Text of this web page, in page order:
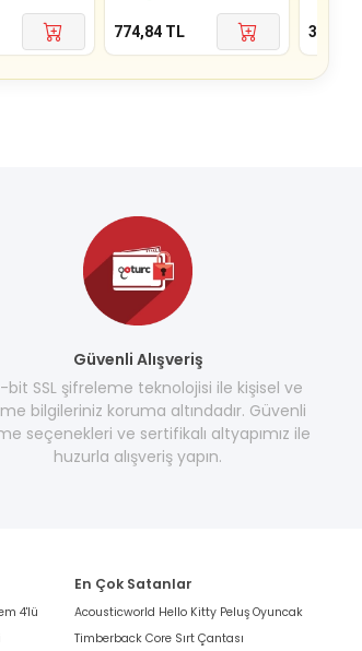
774,84 TL 317,25
Güvenli Alışveriş
bit SSL şifreleme teknolojisi ile kişisel ve
bilgileriniz koruma altındadır. Güvenli
seçenekleri ve sertifikalı altyapımız ile
huzurla alışveriş yapın.
4'lü
En Çok Satanlar
Acousticworld Hello Kitty Peluş Oyuncak
Timberback Core Sırt Çantası